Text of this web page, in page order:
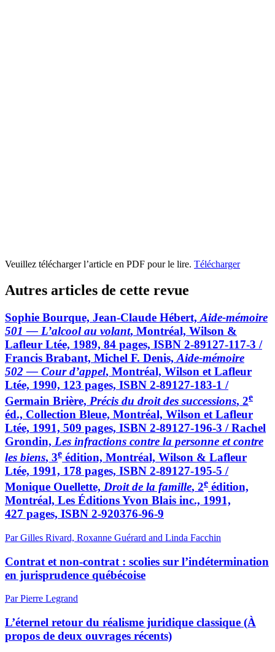
Veuillez télécharger l’article en PDF pour le lire. Télécharger
Autres articles de cette revue
Sophie Bourque, Jean-Claude Hébert, Aide-mémoire
501 — L’alcool au volant, Montréal, Wilson &
Lafleur Ltée, 1989, 84 pages, ISBN 2-89127-117-3 /
Francis Brabant, Michel F. Denis, Aide-mémoire
502 — Cour d’appel, Montréal, Wilson et Lafleur
Ltée, 1990, 123 pages, ISBN 2-89127-183-1 /
Germain Brière, Précis du droit des successions, 2e
éd., Collection Bleue, Montréal, Wilson et Lafleur
Ltée, 1991, 509 pages, ISBN 2-89127-196-3 / Rachel
Grondin, Les infractions contre la personne et contre
les biens, 3e édition, Montréal, Wilson & Lafleur
Ltée, 1991, 178 pages, ISBN 2-89127-195-5 /
Monique Ouellette, Droit de la famille, 2e édition,
Montréal, Les Éditions Yvon Blais inc., 1991,
427 pages, ISBN 2-920376-96-9
Par Gilles Rivard, Roxanne Guérard and Linda Facchin
Contrat et non-contrat : scolies sur l’indétermination
en jurisprudence québécoise
Par Pierre Legrand
L’éternel retour du réalisme juridique classique (À
propos de deux ouvrages récents)